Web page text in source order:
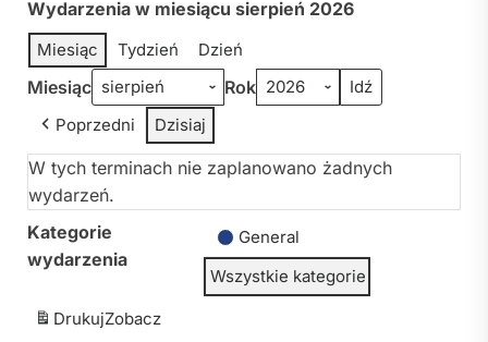
Wydarzenia w miesiącu sierpień 2026
Miesiąc Tydzień Dzień
Miesiąc Rok
Poprzedni Dzisiaj
W tych terminach nie zaplanowano żadnych
wydarzeń.
Kategorie
wydarzenia
General
Wszystkie kategorie
DrukujZobacz